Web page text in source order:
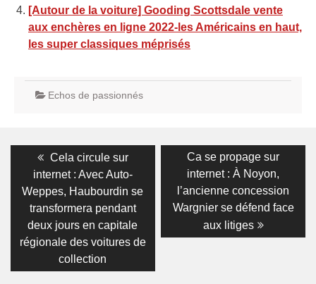
[Autour de la voiture] Gooding Scottsdale vente
aux enchères en ligne 2022-les Américains en haut,
les super classiques méprisés
Echos de passionnés
Navigation
l’article
Previous
post:
Cela circule sur
internet : Avec Auto-
Weppes, Haubourdin se
transformera pendant
deux jours en capitale
régionale des voitures de
collection
Next
post:
Ca se propage sur
internet : À Noyon,
l’ancienne concession
Wargnier se défend face
aux litiges